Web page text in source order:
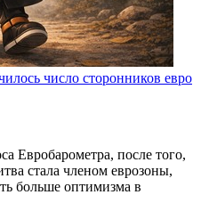
число сторонников евро
Евробарометра, после того,
стала членом еврозоны,
больше оптимизма в